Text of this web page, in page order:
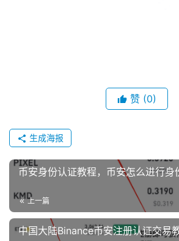
赞 (0)
生成海报
币安身份认证教程，币安怎么进行身
上一篇
中国大陆Binance币安注册认证交易